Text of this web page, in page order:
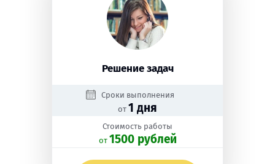
Решение задач
Сроки выполнения
от 1 дня
Стоимость работы
oт 1500 рублей